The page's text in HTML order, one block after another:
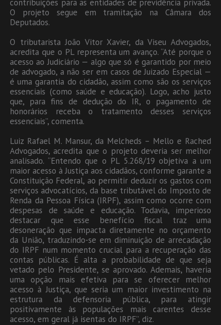
contribuições para as entidades de previdência privada.
O projeto segue em tramitação na Câmara dos
Deputados.
O tributarista João Vitor Xavier, da Viseu Advogados,
acredita que o PL representa um avanço. “Até porque o
acesso ao Judiciário — algo que só é garantido por meio
de advogado, a não ser em casos de Juizado Especial —
é uma garantia do cidadão, assim como são os serviços
essenciais (como saúde e educação). Logo, acho justo
que, para fins de dedução do IR, o pagamento de
honorários receba o tratamento desses serviços
essenciais”, comenta.
Luiz Rafael M. Mansur, da Melcheds – Mello e Rached
Advogados, acredita que o projeto deveria ser melhor
analisado. “Entendo que o PL 5.268/19 objetiva a um
maior acesso à Justiça aos cidadãos, conforme garante a
Constituição Federal, ao permitir deduzir os gastos com
serviços advocatícios, da base tributável do Imposto de
Renda da Pessoa Física (IRPF), assim como ocorre com
despesas de saúde e educação. Todavia, imperioso
destacar que esse benefício fiscal traz uma
desoneração que impacta diretamente no orçamento
da União, traduzindo-se em diminuição de arrecadação
do IRPF num momento crucial para a recuperação das
contas públicas. É alta a probabilidade de que seja
vetado pelo Presidente, se aprovado. Ademais, haveria
uma opção mais efetiva para se oferecer melhor
acesso à Justiça, que seria um maior investimento na
estrutura da defensoria pública, para atingir
positivamente às populações mais carentes desse
acesso, em geral já isentas do IRPF”, diz.